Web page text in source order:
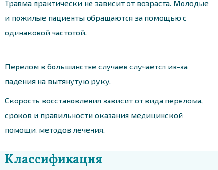
Травма практически не зависит от возраста. Молодые
и пожилые пациенты обращаются за помощью с
одинаковой частотой.
Перелом в большинстве случаев случается из-за
падения на вытянутую руку.
Скорость восстановления зависит от вида перелома,
сроков и правильности оказания медицинской
помощи, методов лечения.
Классификация